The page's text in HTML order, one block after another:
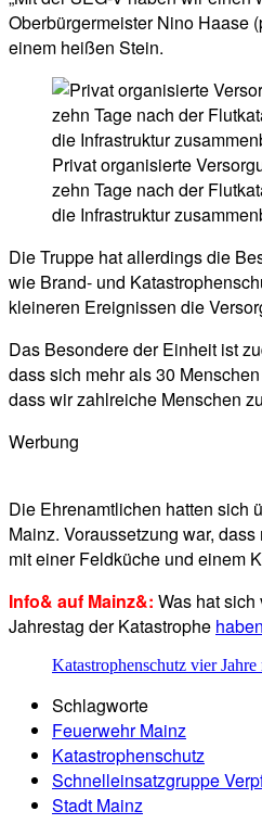
Oberbürgermeister Nino Haase
einem heißen Stein.
Privat organisierte
zehn Tage nach der
die Infrastruktur
Die Truppe hat allerdings die
wie Brand- und
kleineren Ereignissen die
Das Besondere der Einheit ist
dass sich mehr als 30
dass wir zahlreiche Menschen
Werbung
Die Ehrenamtlichen hatten sich
Mainz. Voraussetzung war,
mit einer Feldküche und einem
Info& auf Mainz&: Was hat
Jahrestag der Katastrophe
Katastrophenschutz vier
Schlagworte
Feuerwehr Mainz
Katastrophenschutz
Schnelleinsatzgruppe
Stadt Mainz